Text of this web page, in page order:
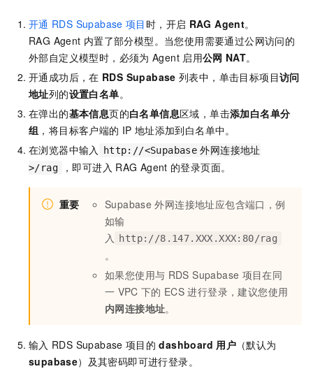
开通 RDS Supabase 项目 时，开启 RAG Agent。
RAG Agent 内置了部分模型。当您使用需要通过公网访问的
外部自定义模型时，必须为 Agent 启用公网 NAT。
开通成功后，在 RDS Supabase 列表中，单击目标项目访问
地址列的设置白名单。
在弹出的基本信息页的白名单信息区域，单击添加白名单分
组 ，将目标客户端的 IP 地址添加到白名单中。
在浏览器中输入
http://<Supabase 外网连接地址
>/rag
，即可进入 RAG Agent 的登录页面。
重要 Supabase 外网连接地址应包含端口，例
如输
入
http://8.147.XXX.XXX:80/rag
。
如果您使用与 RDS Supabase 项目在同
一 VPC 下的 ECS 进行登录，建议您使用
内网连接地址。
输入 RDS Supabase 项目的 dashboard 用户 （默认为
supabase）及其密码即可进行登录。